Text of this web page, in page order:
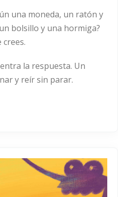
una moneda, un ratón y
bolsillo y una hormiga?
crees.
la respuesta. Un
y reír sin parar.